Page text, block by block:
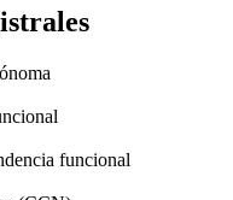
funcional